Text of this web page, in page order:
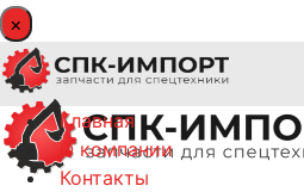
×
Главная
О компании
Контакты